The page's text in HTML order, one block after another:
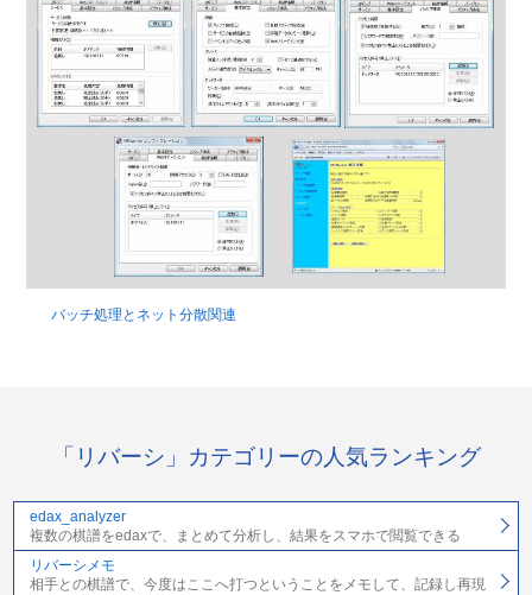
バッチ処理とネット分散関連
「リバーシ」カテゴリーの人気ランキング
edax_analyzer
複数の棋譜をedaxで、まとめて分析し、結果をスマホで閲覧できる
リバーシメモ
相手との棋譜で、今度はここへ打つということをメモして、記録し再現